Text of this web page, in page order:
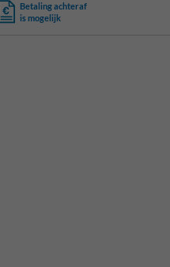
Betaling achteraf
is mogelijk